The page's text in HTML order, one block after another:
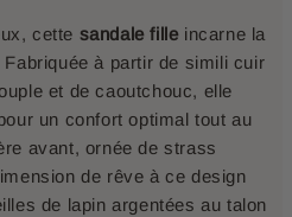
cette sandale filleincarne la
à partir de simili cuir
et de caoutchouc, elle
un confort optimal tout au
avant, ornée de strass
de rêve à ce design
de lapin argentées au talon